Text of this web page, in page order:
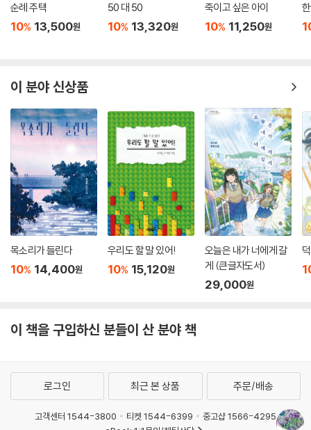
순례 주택
10% 13,500원
50 대 50
10% 13,320원
죽이고 싶은 아이
10% 11,250원
이 분야 신상품
목소리가 들린다
10% 14,400원
우리도 할 말 있어!
10% 15,120원
오늘은 내가 너에게 갈
게 (큰글자도서)
29,000원
이 책을 구입하신 분들이 산 분야 책
로그인 최근 본 상품 주문/배송
고객센터 1544-3800 티켓 1544-6399
중고샵 1566-4295